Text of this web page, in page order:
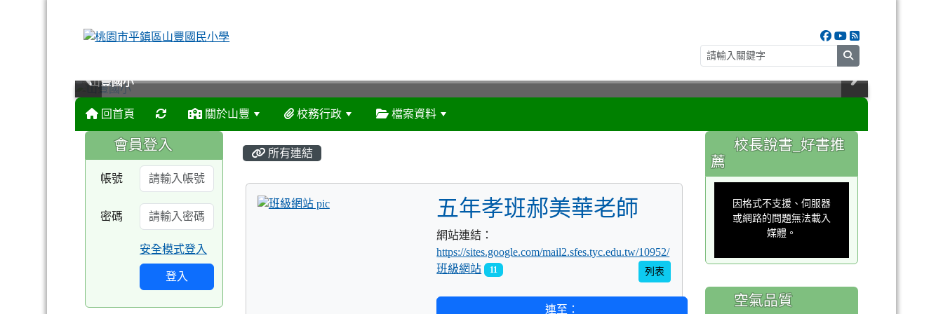
search
山豐國小
山豐國小
山豐國小
山豐國小
回首頁 關於山豐 校務行政 檔案資料
所有連結
title:班級網站 五年孝班郝美華老師
網站連結：
https://sites.google.com/mail2.sfes.tyc.edu.tw/10952/
班級網站
11 列表
連至：
:::
會員登入
帳號
密碼
安全模式登入
登入
:::
校長說書_好書推
薦
modal
window.
因格式不支援、伺服器
或網路的問題無法載入
媒體。
空氣品質